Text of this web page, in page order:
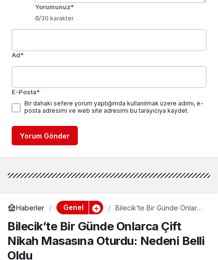
Yorumunuz*
0/30 karakter
Ad*
E-Posta*
Bir dahaki sefere yorum yaptığımda kullanılmak üzere adımı, e-
posta adresimi ve web site adresimi bu tarayıcıya kaydet.
Yorum Gönder
Haberler Genel
Bilecik’te Bir Günde Onlarca
Nedeni Belli Oldu
Bilecik’te Bir Günde Onlarca Çift
Nikah Masasına Oturdu: Nedeni Belli
Oldu